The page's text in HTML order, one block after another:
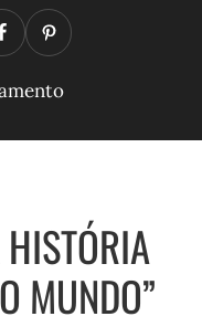
F
a
e
k
P
i
t
e
s
t
MUNDO”